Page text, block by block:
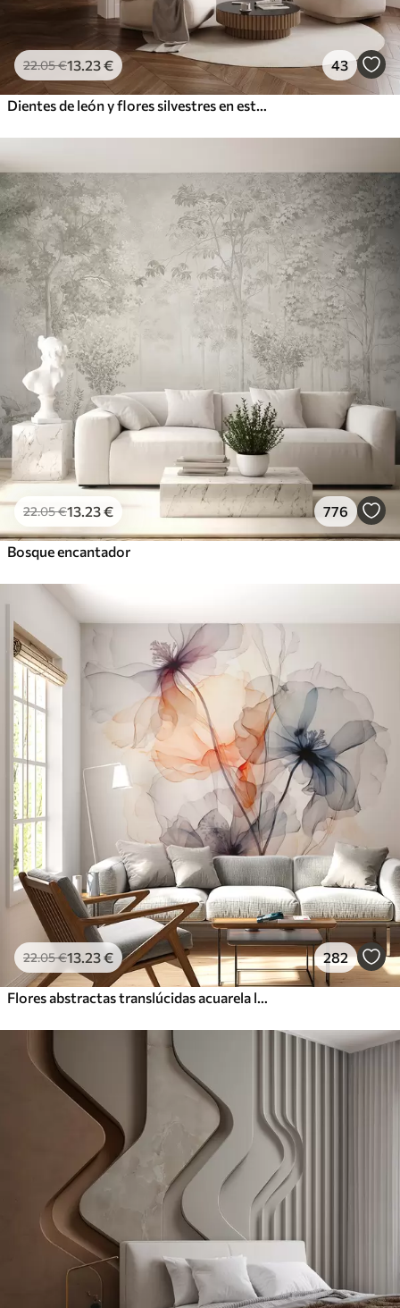
22.05€13 .23€ 43
22.05€13 .23€ 776
Bosque encantador
22.05€13 .23€ 282